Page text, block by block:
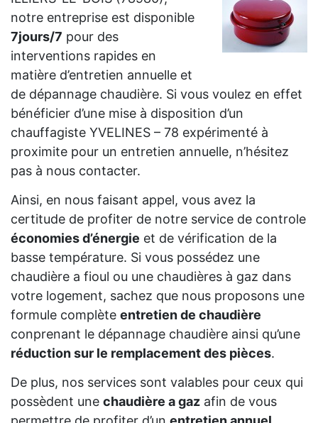
notre entreprise est disponible
7jours/7 pour des
interventions rapides en
matière d’entretien annuelle et
de dépannage chaudière. Si vous voulez en effet
bénéficier d’une mise à disposition d’un
chauffagiste YVELINES – 78 expérimenté à
proximite pour un entretien annuelle, n’hésitez
pas à nous contacter.
Ainsi, en nous faisant appel, vous avez la
certitude de profiter de notre service de controle
économies d’énergie et de vérification de la
basse température. Si vous possédez une
chaudière a fioul ou une chaudières à gaz dans
votre logement, sachez que nous proposons une
formule complète entretien de chaudière
conprenant le dépannage chaudière ainsi qu’une
réduction sur le remplacement des pièces.
De plus, nos services sont valables pour ceux qui
possèdent une chaudière a gaz afin de vous